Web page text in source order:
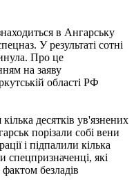
в Ангарську
У результаті сотні
Про це
на заяву
області РФ
десятків ув'язнених
порізали собі вени
і підпалили кілька
спецпризначенці, які
безладів